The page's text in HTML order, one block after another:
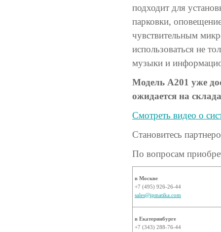
подходит для
парковки,
чувствительным
использоваться не
музыки и
Модель A201 уже
ожидается на
Смотреть видео о
Становитесь
По вопросам
в Москве
+7 (495) 926-26-44
sales@ipmatika.com
в Екатеринбурге
+7 (343) 288-76-44